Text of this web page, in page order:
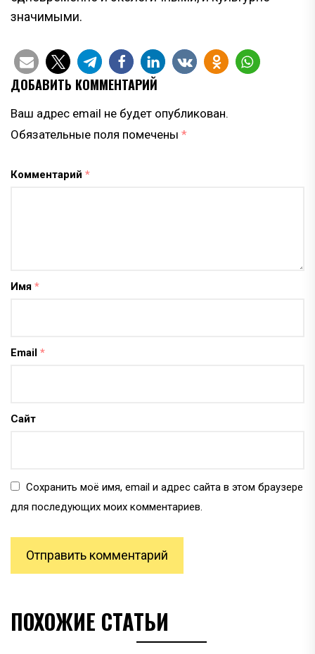
значимыми.
ДОБАВИТЬ КОММЕНТАРИЙ
Ваш адрес email не будет опубликован.
Обязательные поля помечены *
Комментарий *
Имя *
Email *
Сайт
Сохранить моё имя, email и адрес сайта в этом браузере
для последующих моих комментариев.
ПОХОЖИЕ СТАТЬИ